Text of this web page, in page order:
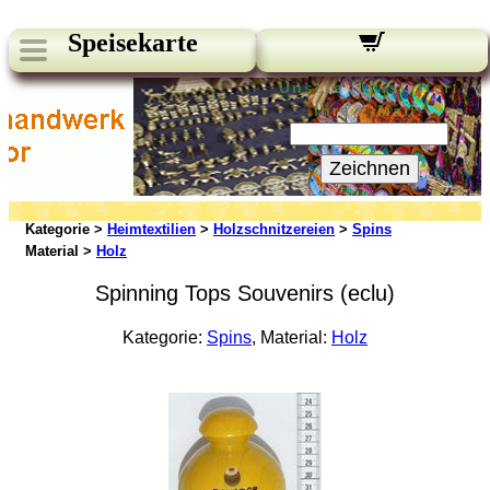
Speisekarte
Unsere Newsletter:
Ihre E-Mail:
Zeichnen
Kategorie > Heimtextilien > Holzschnitzereien > Spins
Material > Holz
Spinning Tops Souvenirs (eclu)
Kategorie: Spins, Material: Holz